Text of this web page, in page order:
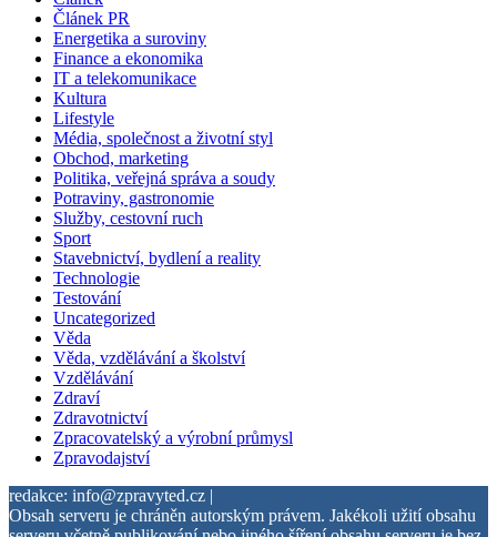
Článek PR
Energetika a suroviny
Finance a ekonomika
IT a telekomunikace
Kultura
Lifestyle
Média, společnost a životní styl
Obchod, marketing
Politika, veřejná správa a soudy
Potraviny, gastronomie
Služby, cestovní ruch
Sport
Stavebnictví, bydlení a reality
Technologie
Testování
Uncategorized
Věda
Věda, vzdělávání a školství
Vzdělávání
Zdraví
Zdravotnictví
Zpracovatelský a výrobní průmysl
Zpravodajství
redakce: info@zpravyted.cz |
Obsah serveru je chráněn autorským právem. Jakékoli užití obsahu